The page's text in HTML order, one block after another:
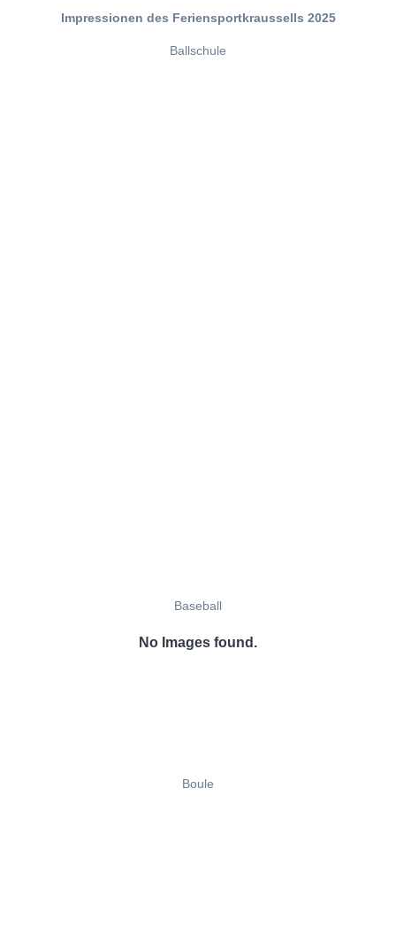
Impressionen des Feriensportkraussells 2025
Ballschule
Baseball
No Images found.
Boule